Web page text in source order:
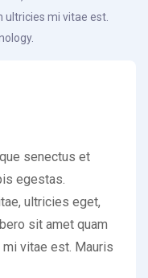
mi vitae est.
senectus et
egestas.
ultricies eget,
sit amet quam
vitae est. Mauris